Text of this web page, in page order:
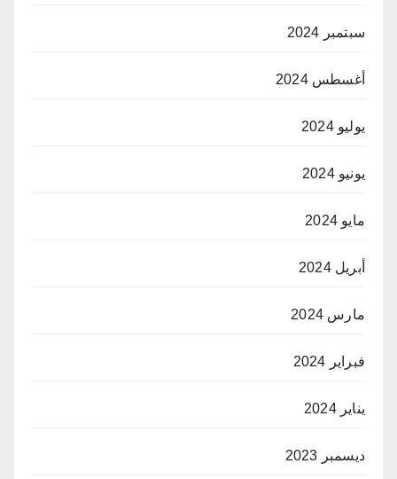
سبتمبر 2024
أغسطس 2024
يوليو 2024
يونيو 2024
مايو 2024
أبريل 2024
مارس 2024
فبراير 2024
يناير 2024
ديسمبر 2023